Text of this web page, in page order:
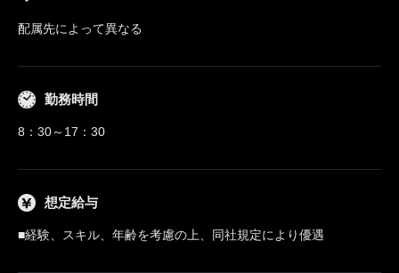
配属先によって異なる
勤務時間
8：30～17：30
想定給与
■経験、スキル、年齢を考慮の上、同社規定により優遇